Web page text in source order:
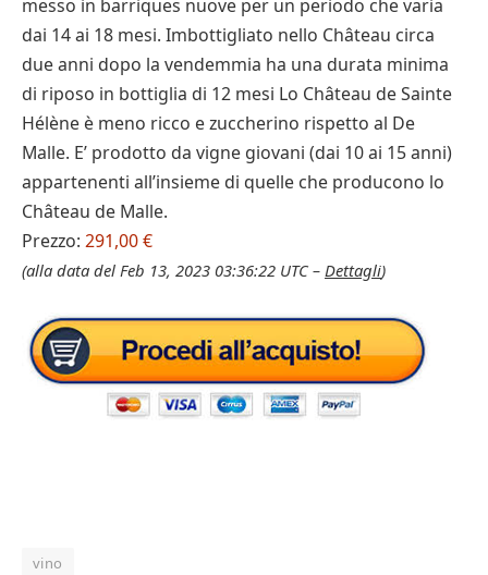
messo in barriques nuove per un periodo che varia
dai 14 ai 18 mesi. Imbottigliato nello Château circa
due anni dopo la vendemmia ha una durata minima
di riposo in bottiglia di 12 mesi Lo Château de Sainte
Hélène è meno ricco e zuccherino rispetto al De
Malle. E’ prodotto da vigne giovani (dai 10 ai 15 anni)
appartenenti all’insieme di quelle che producono lo
Château de Malle.
Prezzo: 291,00 €
(alla data del Feb 13, 2023 03:36:22 UTC – Dettagli)
vino